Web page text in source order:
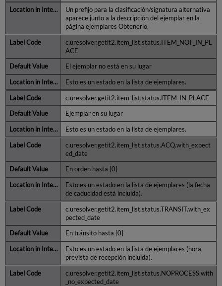
Un prefijo para la clasificación/signatura alternativa
aparece junto a la descripción del ejemplar en la
página ejemplares Obtenerlo,
c.uresolver.getit2.item_list.status.ITEM_NOT_IN_PL
ACE
El ejemplar no está en su lugar
Esto es un estado en la lista de ejemplares.
c.uresolver.getit2.item_list.status.ITEM_IN_PLACE
Ejemplar en su lugar
Esto es un estado en la lista de ejemplares.
c.uresolver.getit2.item_list.status.ACQ.with_expect
ed_date
En orden hasta {0}
Esto es un estado en la lista de ejemplares (la fecha
de caducidad está incluida).
c.uresolver.getit2.item_list.status.TRANSIT.with_ex
pected_date
En tránsito hasta {0}
Esto es un estado en la lista de ejemplares (hora
prevista de recepción incluida).
c.uresolver.getit2.item_list.status.NOPROCESS.with
_no_expected_date